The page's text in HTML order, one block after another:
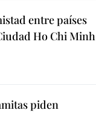
entre países
Ho Chi Minh
piden